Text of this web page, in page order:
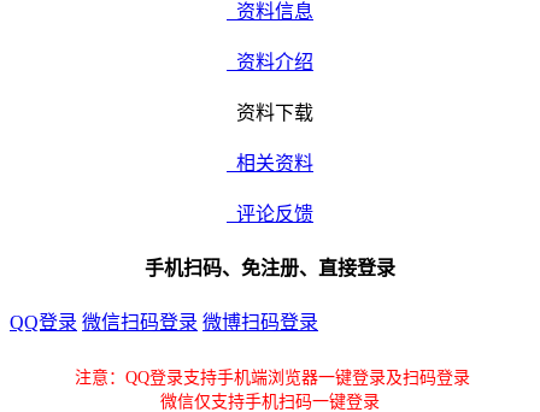
资料信息
资料介绍
资料下载
相关资料
评论反馈
手机扫码、免注册、直接登录
QQ登录 微信扫码登录 微博扫码登录
注意：QQ登录支持手机端浏览器一键登录及扫码登录
微信仅支持手机扫码一键登录